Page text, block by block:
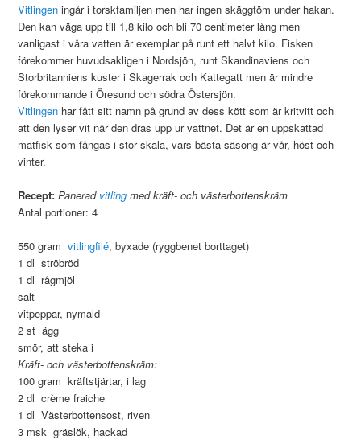
Vitlingen ingår i torskfamiljen men har ingen skäggtöm under hakan.
Den kan väga upp till 1,8 kilo och bli 70 centimeter lång men
vanligast i våra vatten är exemplar på runt ett halvt kilo. Fisken
förekommer huvudsakligen i Nordsjön, runt Skandinaviens och
Storbritanniens kuster i Skagerrak och Kattegatt men är mindre
förekommande i Öresund och södra Östersjön.
Vitlingen har fått sitt namn på grund av dess kött som är kritvitt och
att den lyser vit när den dras upp ur vattnet. Det är en uppskattad
matfisk som fångas i stor skala, vars bästa säsong är vår, höst och
vinter.
Recept:Panerad vitling med kräft- och västerbottenskräm
Antal portioner: 4
550 gramvitlingfilé, byxade (ryggbenet borttaget)
1 dl ströbröd
1 dl rågmjöl
salt
vitpeppar, nymald
2 st ägg
smör, att steka i
Kräft- och västerbottenskräm:
100 gram kräftstjärtar, i lag
2 dl crème fraiche
1 dl Västerbottensost, riven
3 msk gräslök, hackad